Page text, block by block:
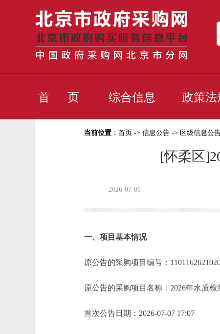
首 页 综合信息 政策法
当前位置 ： 首页 -> 信息公告 -> 区级信息公
[怀柔区
2026-07-08
一、项目基本情况
原公告的采购项目编号：
原公告的采购项目名称：2026
首次公告日期：2026-07-07 17:07